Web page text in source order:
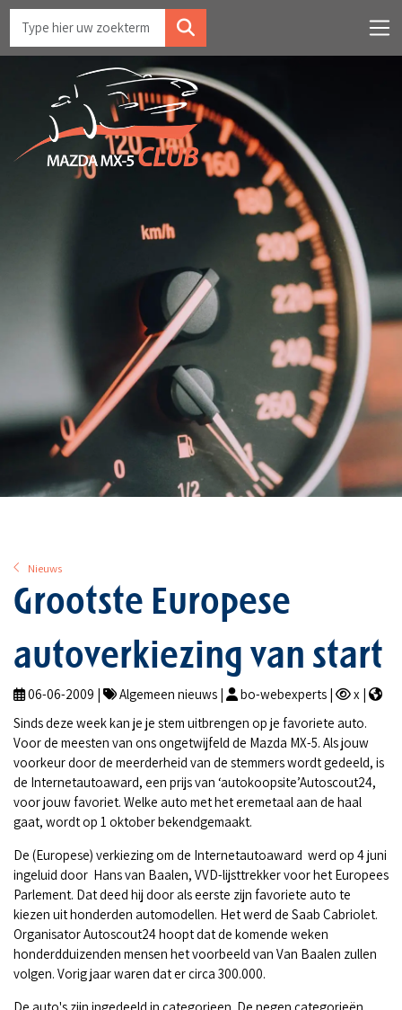
Nieuws
Grootste Europese
autoverkiezing van start
06-06-2009 | Algemeen nieuws | bo-webexperts |
x |
Sinds deze week kan je je stem uitbrengen op je favoriete auto.
Voor de meesten van ons ongetwijfeld de Mazda MX-5. Als jouw
voorkeur door de meerderheid van de stemmers wordt gedeeld, is
de Internetautoaward, een prijs van ‘autokoopsite’Autoscout24,
voor jouw favoriet. Welke auto met het eremetaal aan de haal
gaat, wordt op 1 oktober bekendgemaakt.
De (Europese) verkiezing om de Internetautoaward werd op 4 juni
ingeluid door Hans van Baalen, VVD-lijsttrekker voor het Europees
Parlement. Dat deed hij door als eerste zijn favoriete auto te
kiezen uit honderden automodellen. Het werd de Saab Cabriolet.
Organisator Autoscout24 hoopt dat de komende weken
honderdduizenden mensen het voorbeeld van Van Baalen zullen
volgen. Vorig jaar waren dat er circa 300.000.
De auto's zijn ingedeeld in categorieen. De negen categorieën